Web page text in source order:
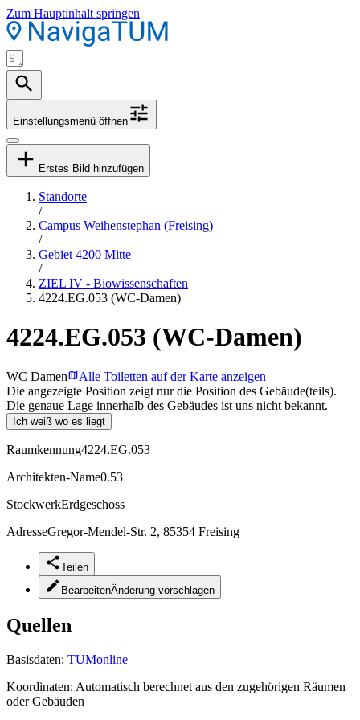
Zum Hauptinhalt springen
Einstellungsmenü öffnen
Erstes Bild hinzufügen
Standorte
/
Campus Weihenstephan (Freising)
/
Gebiet 4200 Mitte
/
ZIEL IV - Biowissenschaften
4224.EG.053 (WC-Damen)
4224.EG.053 (WC-Damen)
WC Damen
Alle Toiletten auf der Karte anzeigen
Die angezeigte Position zeigt nur die Position des Gebäude(teils).
Die genaue Lage innerhalb des Gebäudes ist uns nicht bekannt.
Ich weiß wo es liegt
Raumkennung4224.EG.053
Architekten-Name0.53
StockwerkErdgeschoss
AdresseGregor-Mendel-Str. 2, 85354 Freising
Teilen
BearbeitenÄnderung vorschlagen
Quellen
Basisdaten: TUMonline
Koordinaten: Automatisch berechnet aus den zugehörigen Räumen
oder Gebäuden